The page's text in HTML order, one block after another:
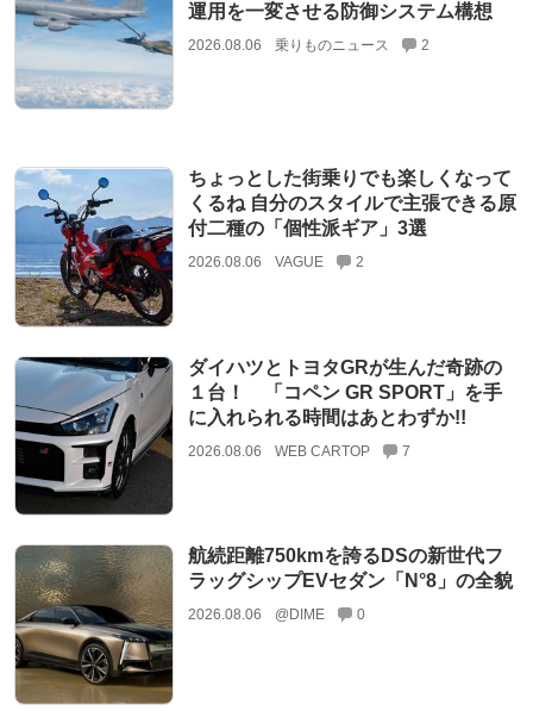
運用を一変させる防御システム構想
2026.08.06 乗りものニュース 2
ちょっとした街乗りでも楽しくなって
くるね 自分のスタイルで主張できる原
付二種の「個性派ギア」3選
2026.08.06 VAGUE 2
ダイハツとトヨタGRが生んだ奇跡の
１台！ 「コペン GR SPORT」を手
に入れられる時間はあとわずか!!
2026.08.06 WEB CARTOP 7
航続距離750kmを誇るDSの新世代フ
ラッグシップEVセダン「N°8」の全貌
2026.08.06 @DIME 0